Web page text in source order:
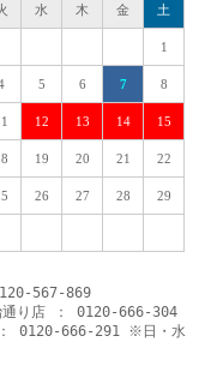
水 木 金 土
1
5 6 7 8
12 13 14 15
19 20 21 22
26 27 28 29
567-869
通り店 ： 0120-666-304
0120-666-291 ※日・水